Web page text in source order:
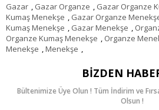
Gazar , Gazar Organze , Gazar Organze
Kumaş Menekşe , Gazar Organze
Kumaş Menekşe , Gazar Menekşe ,
Organze Kumaş Menekşe , Organze
Menekşe ,Menekşe ,
BIZDEN
Bültenimize Üye Olun ! Tüm İndirim ve
Olsun !